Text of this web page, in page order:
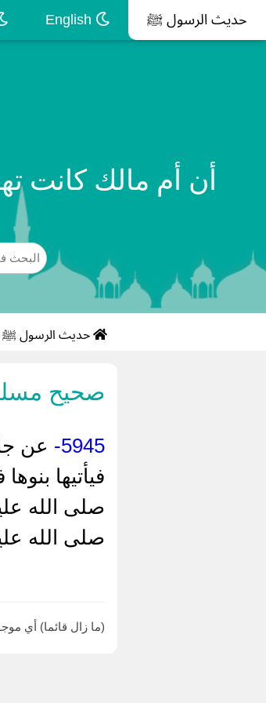
حديث الرسول ﷺ
أن أم مالك كانت
حديث الرسول ﷺ
صحيح
5945-
عن
فيأتيها
صلى الله
صلى الله
(ما زال قائما) أي